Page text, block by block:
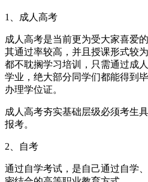
1、成人高考
成人高考是当前更为受大家喜爱
其通过率较高，并且授课形式较
都不耽搁学习培训，只需通过成
学业，绝大部分同学们都能得到
办理学位证。
成人高考夯实基础层级必须考生
报考。
2、自考
通过自学考试，是自己通过自学